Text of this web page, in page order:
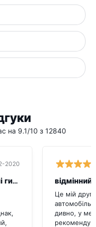
на 9.1/10 з 12840
2020
В цілому безшовні, незначні гикати відмінний
Це мій
автомобіль
дивно, у